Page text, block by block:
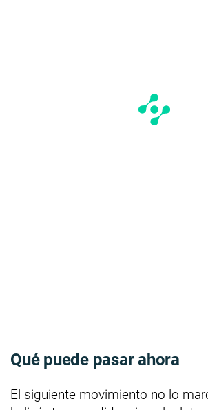
Qué puede pasar ahora
El siguiente movimiento no lo